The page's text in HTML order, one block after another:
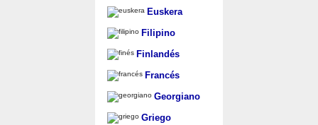
Euskera
Filipino
Finlandés
Francés
Georgiano
Griego